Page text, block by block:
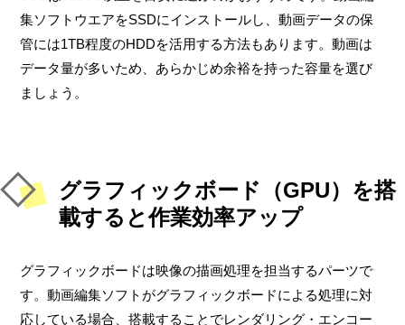
集ソフトウエアをSSDにインストールし、動画データの保
管には1TB程度のHDDを活用する方法もあります。動画は
データ量が多いため、あらかじめ余裕を持った容量を選び
ましょう。
グラフィックボード（GPU）を搭
載すると作業効率アップ
グラフィックボードは映像の描画処理を担当するパーツで
す。動画編集ソフトがグラフィックボードによる処理に対
応している場合、搭載することでレンダリング・エンコー